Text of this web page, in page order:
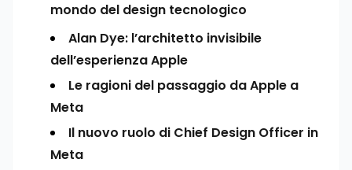
mondo del design tecnologico
Alan Dye: l’architetto invisibile
dell’esperienza Apple
Le ragioni del passaggio da Apple a
Meta
Il nuovo ruolo di Chief Design Officer in
Meta